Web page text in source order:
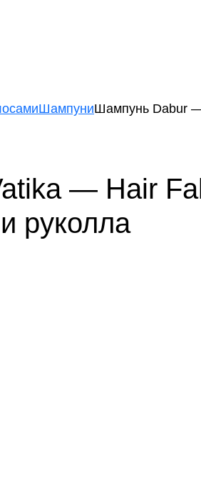
ШампуниШампунь Dabur —
— Hair
руколла